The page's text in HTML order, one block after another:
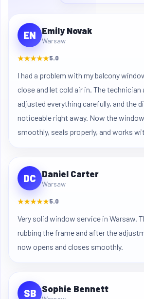
EN Emily Novak
Warsaw
★★★★★5.0
I had a problem with my balcony
close and let cold air in. The technician
adjusted everything carefully, and the
noticeable right away. Now the
smoothly, seals properly, and works
DC Daniel Carter
Warsaw
★★★★★5.0
Very solid window service in Warsaw.
rubbing the frame and after the
now opens and closes smoothly.
SB Sophie Bennett